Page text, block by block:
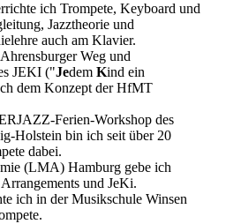
ich Trompete, Keyboard und
Jazztheorie und
auch am Klavier.
Weg und
JEKI ("JedemKind ein
dem Konzept der HfMT
Ferien-Workshop des
Holstein bin ich seit über 20
dabei.
(LMA) Hamburg gebe ich
und JeKi.
ich in der Musikschule Winsen